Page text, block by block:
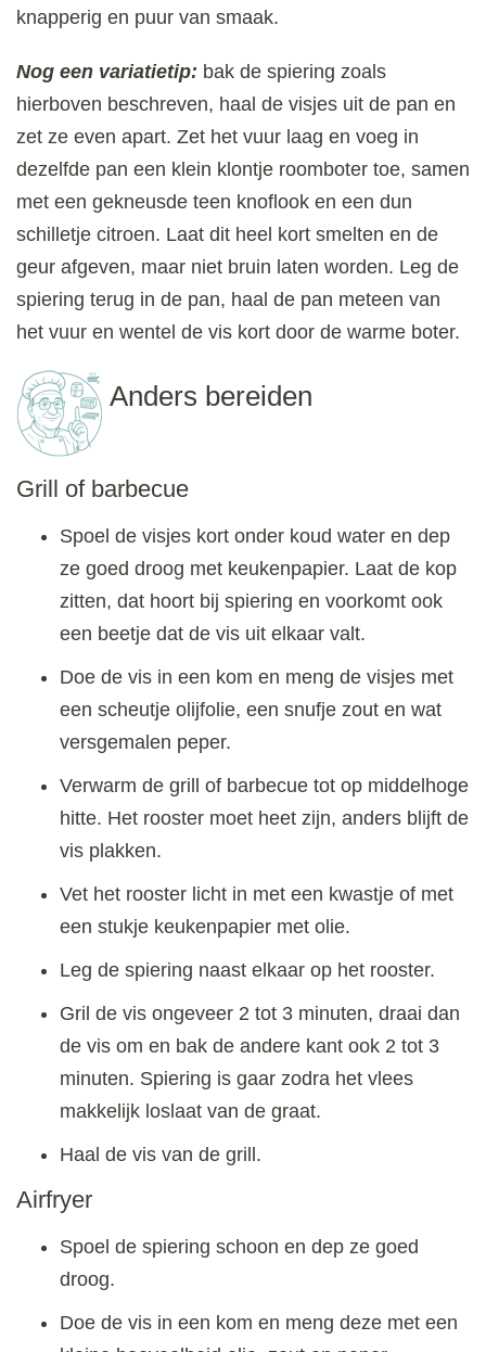
knapperig en puur van smaak.
Nog een variatietip: bak de spiering zoals
hierboven beschreven, haal de visjes uit de pan en
zet ze even apart. Zet het vuur laag en voeg in
dezelfde pan een klein klontje roomboter toe, samen
met een gekneusde teen knoflook en een dun
schilletje citroen. Laat dit heel kort smelten en de
geur afgeven, maar niet bruin laten worden. Leg de
spiering terug in de pan, haal de pan meteen van
het vuur en wentel de vis kort door de warme boter.
Anders bereiden
Grill of barbecue
Spoel de visjes kort onder koud water en dep
ze goed droog met keukenpapier. Laat de kop
zitten, dat hoort bij spiering en voorkomt ook
een beetje dat de vis uit elkaar valt.
Doe de vis in een kom en meng de visjes met
een scheutje olijfolie, een snufje zout en wat
versgemalen peper.
Verwarm de grill of barbecue tot op middelhoge
hitte. Het rooster moet heet zijn, anders blijft de
vis plakken.
Vet het rooster licht in met een kwastje of met
een stukje keukenpapier met olie.
Leg de spiering naast elkaar op het rooster.
Gril de vis ongeveer 2 tot 3 minuten, draai dan
de vis om en bak de andere kant ook 2 tot 3
minuten. Spiering is gaar zodra het vlees
makkelijk loslaat van de graat.
Haal de vis van de grill.
Airfryer
Spoel de spiering schoon en dep ze goed
droog.
Doe de vis in een kom en meng deze met een